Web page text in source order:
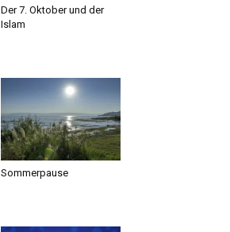
Der 7. Oktober und der
Islam
Sommerpause